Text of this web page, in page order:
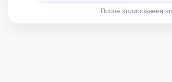
После копирования